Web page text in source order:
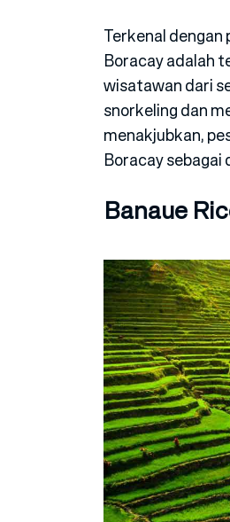
Terkenal dengan
Boracay adalah
wisatawan dari
snorkeling dan
menakjubkan,
Boracay sebagai
Banaue